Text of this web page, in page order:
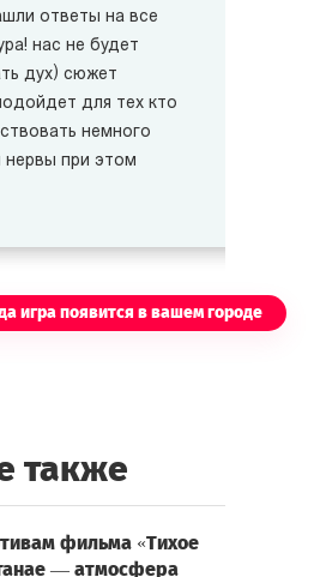
ответы на все
нас не будет
дух) сюжет
для тех кто
немного
нервы при этом
игра появится в вашем городе
также
фильма «Тихое
— атмосфера